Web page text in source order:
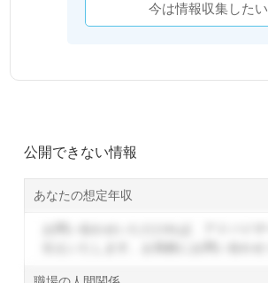
今は情報収集したい
公開できない情報
あなたの想定年収